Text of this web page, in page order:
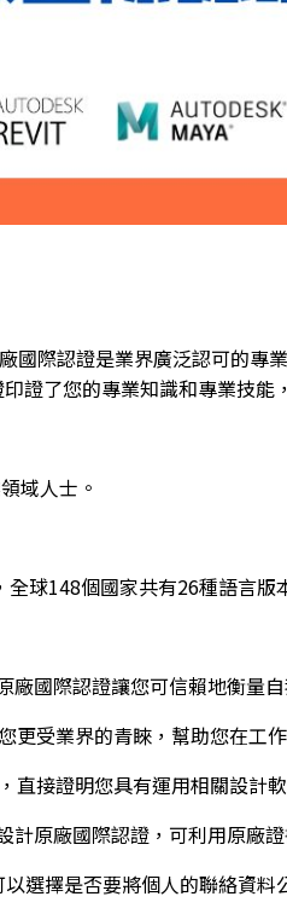
國際認證是業界廣泛認可的
證了您的專業知識和專業技
域人士。
球148個國家共有26種語言
廠國際認證讓您可信賴地衡量
更受業界的青睞，幫助您在工
直接證明您具有運用相關設計
原廠國際認證，可利用原廠
選擇是否要將個人的聯絡資料